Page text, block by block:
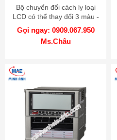
Bộ chuyển đổi cách ly loại
LCD có thể thay đổi 3 màu -
Model CN-6000
Gọi ngay: 0909.067.950
Ms.Châu